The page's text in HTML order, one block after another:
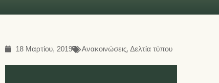
18 Μαρτίου, 2019 Ανακοινώσεις,Δελτία τύπου